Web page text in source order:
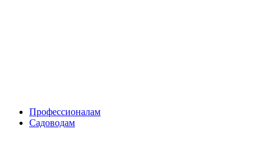
Профессионалам
Садоводам